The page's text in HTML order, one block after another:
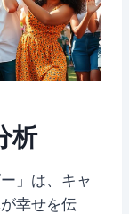
析
」は、キャ
幸せを伝